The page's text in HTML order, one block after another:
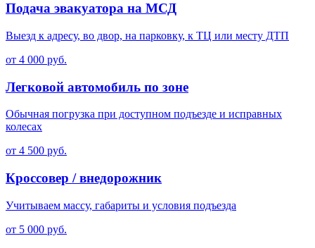
Подача эвакуатора на МСД
Выезд к адресу, во двор, на парковку, к ТЦ или месту ДТП
от 4 000 руб.
Легковой автомобиль по зоне
Обычная погрузка при доступном подъезде и исправных
колесах
от 4 500 руб.
Кроссовер / внедорожник
Учитываем массу, габариты и условия подъезда
от 5 000 руб.